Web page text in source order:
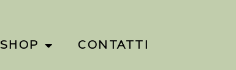
SHOP CONTATTI